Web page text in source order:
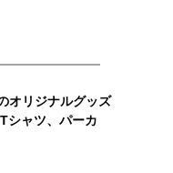
オリジナルグッズ
シャツ、パーカ